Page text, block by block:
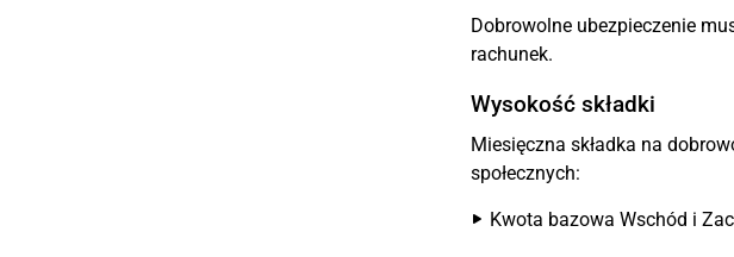
Dobrowolne ubezpieczenie
rachunek.
Wysokość składki
Miesięczna składka na
społecznych:
Kwota bazowa Wschód i